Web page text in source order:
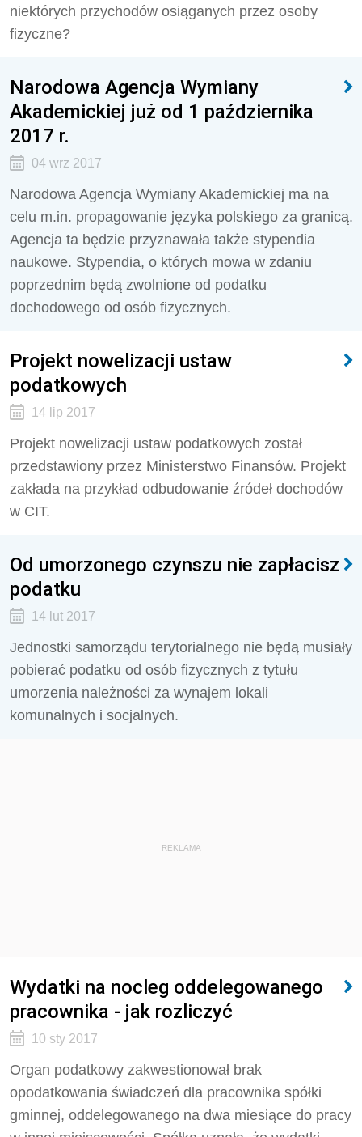
niektórych przychodów osiąganych przez osoby
fizyczne?
Narodowa Agencja Wymiany
Akademickiej już od 1 października
2017 r.
04 wrz 2017
Narodowa Agencja Wymiany Akademickiej ma na
celu m.in. propagowanie języka polskiego za granicą.
Agencja ta będzie przyznawała także stypendia
naukowe. Stypendia, o których mowa w zdaniu
poprzednim będą zwolnione od podatku
dochodowego od osób fizycznych.
Projekt nowelizacji ustaw
podatkowych
14 lip 2017
Projekt nowelizacji ustaw podatkowych został
przedstawiony przez Ministerstwo Finansów. Projekt
zakłada na przykład odbudowanie źródeł dochodów
w CIT.
Od umorzonego czynszu nie zapłacisz
podatku
14 lut 2017
Jednostki samorządu terytorialnego nie będą musiały
pobierać podatku od osób fizycznych z tytułu
umorzenia należności za wynajem lokali
komunalnych i socjalnych.
REKLAMA
Wydatki na nocleg oddelegowanego
pracownika - jak rozliczyć
10 sty 2017
Organ podatkowy zakwestionował brak
opodatkowania świadczeń dla pracownika spółki
gminnej, oddelegowanego na dwa miesiące do pracy